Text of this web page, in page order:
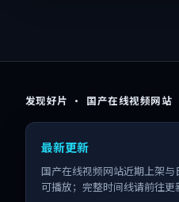
发现好片 · 国产在线视频网站
最新更新
国产在线视频网站近期上架
可播放；完整时间线请前往更